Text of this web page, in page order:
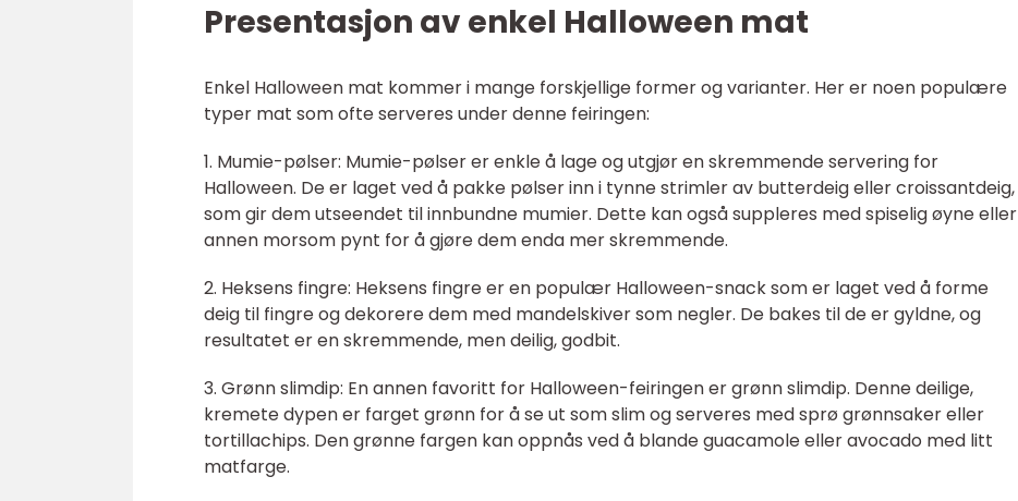
Presentasjon av enkel Halloween mat
Enkel Halloween mat kommer i mange forskjellige former og varianter. Her er noen populære
typer mat som ofte serveres under denne feiringen:
1. Mumie-pølser: Mumie-pølser er enkle å lage og utgjør en skremmende servering for
Halloween. De er laget ved å pakke pølser inn i tynne strimler av butterdeig eller croissantdeig,
som gir dem utseendet til innbundne mumier. Dette kan også suppleres med spiselig øyne eller
annen morsom pynt for å gjøre dem enda mer skremmende.
2. Heksens fingre: Heksens fingre er en populær Halloween-snack som er laget ved å forme
deig til fingre og dekorere dem med mandelskiver som negler. De bakes til de er gyldne, og
resultatet er en skremmende, men deilig, godbit.
3. Grønn slimdip: En annen favoritt for Halloween-feiringen er grønn slimdip. Denne deilige,
kremete dypen er farget grønn for å se ut som slim og serveres med sprø grønnsaker eller
tortillachips. Den grønne fargen kan oppnås ved å blande guacamole eller avocado med litt
matfarge.